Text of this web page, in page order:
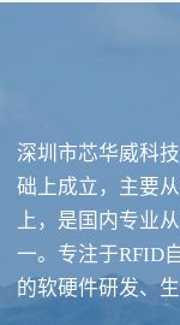
RFID酒类防伪系统方案
深圳市芯华威科
础上成立，主要
上，是国内专业
一。专注于RFID
的软硬件研发、